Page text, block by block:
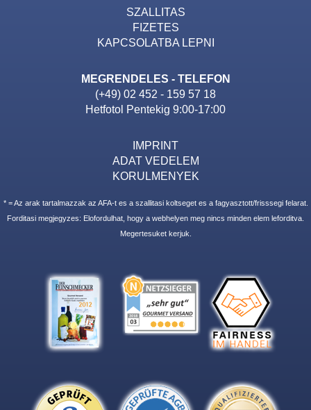
SZALLITAS
FIZETES
KAPCSOLATBA LEPNI
MEGRENDELES - TELEFON
(+49) 02 452 - 159 57 18
Hetfotol Pentekig 9:00-17:00
IMPRINT
ADAT VEDELEM
KORULMENYEK
* = Az arak tartalmazzak az AFA-t es a szallitasi koltseget es a fagyasztott/frisssegi felarat.
Forditasi megjegyzes: Elofordulhat, hogy a webhelyen meg nincs minden elem leforditva.
Megertesuket kerjuk.